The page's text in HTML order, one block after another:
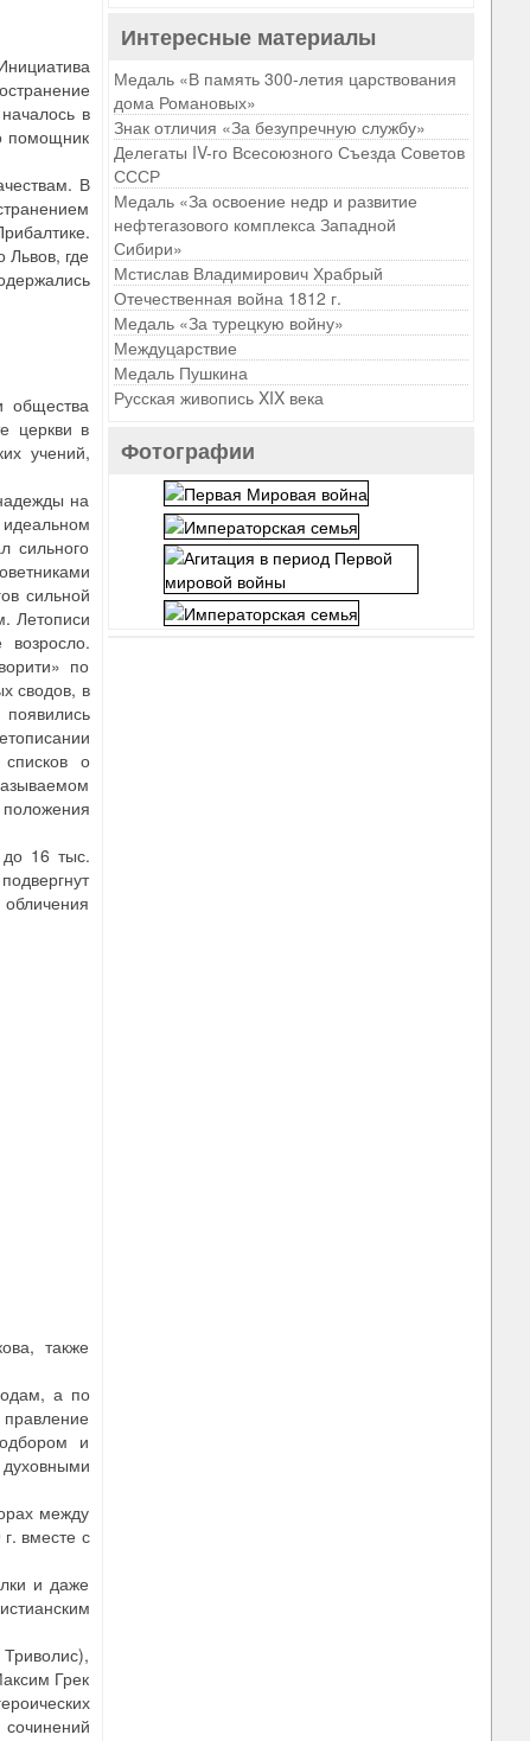
в
помощник
В
где
общества
церкви в
учений,
на
сильного
сильной
Летописи
по
сводов, в
о
до 16 тыс.
также
а по
и
между
вместе с
и даже
Грек
Интересные материалы
Медаль «В память 300-летия царствования
дома Романовых»
Знак отличия «За безупречную службу»
Делегаты IV-го Всесоюзного Съезда Советов
СССР
Медаль «За освоение недр и развитие
нефтегазового комплекса Западной
Сибири»
Мстислав Владимирович Храбрый
Отечественная война 1812 г.
Медаль «За турецкую войну»
Междуцарствие
Медаль Пушкина
Русская живопись XIX века
Фотографии